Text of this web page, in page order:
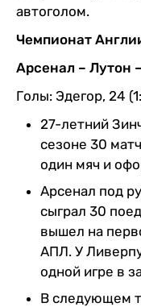
автоголом.
Чемпионат
Арсенал – Лутон
Голы: Эдегор, 24
27-летний
сезоне 30
один мяч и
Арсенал под
сыграл 30
вышел на
АПЛ. У
одной игре в
В следующем